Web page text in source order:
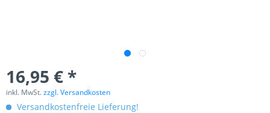
16,95 € *
inkl. MwSt.zzgl. Versandkosten
Versandkostenfreie Lieferung!